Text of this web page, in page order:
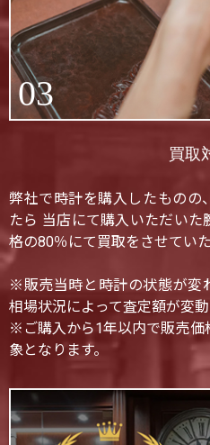
03
買取
弊社で時計を購入したものの
たら 当店にて購入いただい
格の80％にて買取をさせていた
※販売当時と時計の状態が変
相場状況によって査定額が変
※ご購入から1年以内で販売価
象となります。